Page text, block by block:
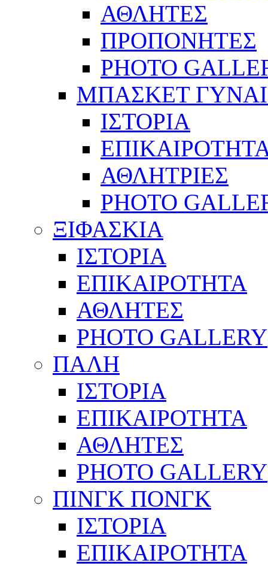
ΑΘΛΗΤΕΣ
ΠΡΟΠΟΝΗΤΕΣ
PHOTO
ΜΠΑΣΚΕΤ
ΙΣΤΟΡΙΑ
ΑΘΛΗΤΡΙΕΣ
PHOTO
ΞΙΦΑΣΚΙΑ
ΙΣΤΟΡΙΑ
ΕΠΙΚΑΙΡΟΤΗΤΑ
ΑΘΛΗΤΕΣ
PHOTO GALLERY
ΠΑΛΗ
ΙΣΤΟΡΙΑ
ΕΠΙΚΑΙΡΟΤΗΤΑ
ΑΘΛΗΤΕΣ
PHOTO GALLERY
ΠΙΝΓΚ ΠΟΝΓΚ
ΙΣΤΟΡΙΑ
ΕΠΙΚΑΙΡΟΤΗΤΑ